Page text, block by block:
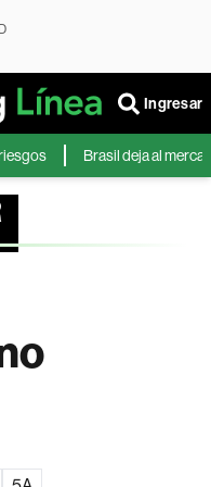
Ingresar
Brasil deja al mercado